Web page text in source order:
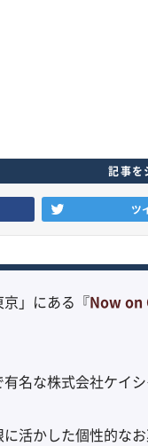
記事を
ツ
」にある『Now on
有名な株式会社ケイ
活かした個性的な